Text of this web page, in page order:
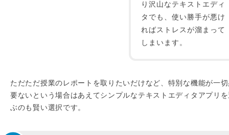
り沢山なテキストエディ
タでも、使い勝手が悪け
ればストレスが溜まって
しまいます。
ただただ授業のレポートを取りたいだけなど、特別な機能が一
要ないという場合はあえてシンプルなテキストエディタアプリ
ぶのも賢い選択です。